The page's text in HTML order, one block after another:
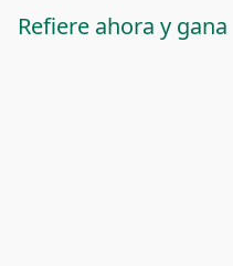
Refiere ahora y gana